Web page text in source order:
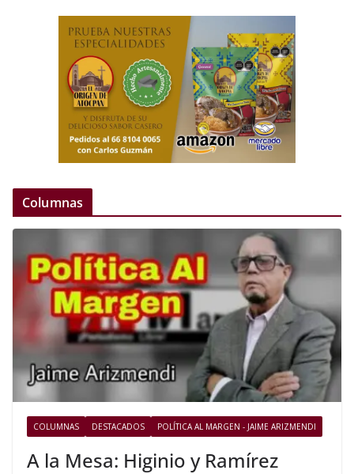
Columnas
COLUMNAS DESTACADOS POLÍTICA AL MARGEN - JAIME ARIZMENDI
A la Mesa: Higinio y Ramírez